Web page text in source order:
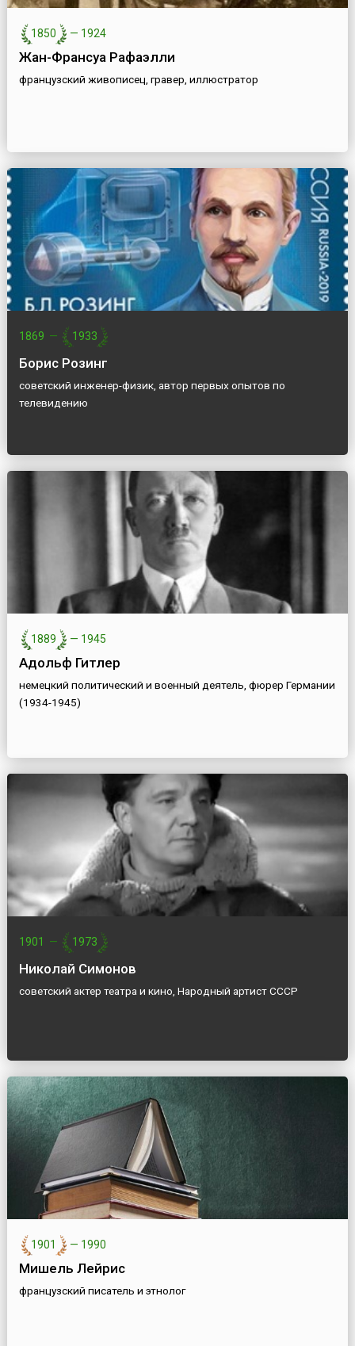
1850 — 1924
Жан-Франсуа Рафаэлли
французский живописец, гравер, иллюстратор
1869 — 1933
Борис Розинг
советский инженер-физик, автор первых опытов по
телевидению
1889 — 1945
Адольф Гитлер
немецкий политический и военный деятель, фюрер Германии
(1934-1945)
1901 — 1973
Николай Симонов
советский актер театра и кино, Народный артист СССР
1901 — 1990
Мишель Лейрис
французский писатель и этнолог